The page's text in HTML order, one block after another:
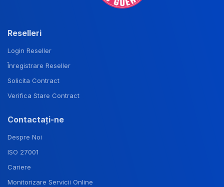
Reselleri
Login Reseller
Înregistrare Reseller
Solicita Contract
Verifica Stare Contract
Contactați-ne
Despre Noi
ISO 27001
Cariere
Monitorizare Servicii Online